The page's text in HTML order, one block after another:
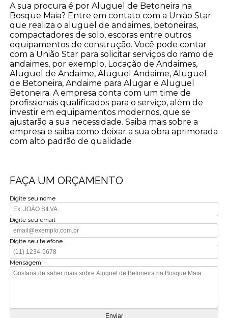
A sua procura é por Aluguel de Betoneira na
Bosque Maia? Entre em contato com a União Star
que realiza o aluguel de andaimes, betoneiras,
compactadores de solo, escoras entre outros
equipamentos de construção. Você pode contar
com a União Star para solicitar serviços do ramo de
andaimes, por exemplo, Locação de Andaimes,
Aluguel de Andaime, Aluguel Andaime, Aluguel
de Betoneira, Andaime para Alugar e Aluguel
Betoneira. A empresa conta com um time de
profissionais qualificados para o serviço, além de
investir em equipamentos modernos, que se
ajustarão a sua necessidade. Saiba mais sobre a
empresa e saiba como deixar a sua obra aprimorada
com alto padrão de qualidade
FAÇA UM ORÇAMENTO
Digite seu nome
Digite seu email
Digite seu telefone
Mensagem